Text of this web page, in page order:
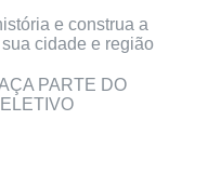
e construa a
cidade e região
PARTE DO